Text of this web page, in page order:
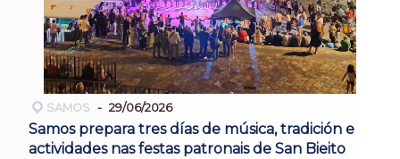
SAMOS 29/06/2026
Samos prepara tres días de música, tradición e
actividades nas festas patronais de San Bieito